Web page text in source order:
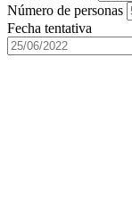
Número de personas
Fecha tentativa